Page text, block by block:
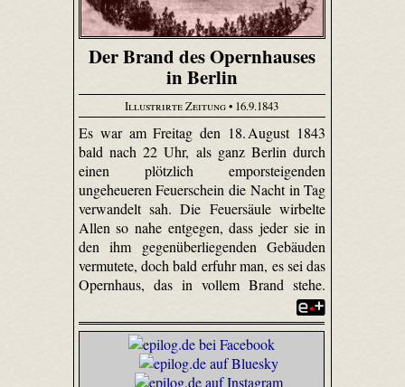
Der Brand des Opernhauses
in Berlin
Illustrirte Zeitung• 16.9.1843
Es war am Freitag den 18. August 1843
bald nach 22 Uhr, als ganz Berlin durch
einen plötzlich emporsteigenden
ungeheueren Feuerschein die Nacht in Tag
verwandelt sah. Die Feuersäule wirbelte
Allen so nahe entgegen, dass jeder sie in
den ihm gegenüberliegenden Gebäuden
vermutete, doch bald erfuhr man, es sei das
Opernhaus, das in vollem Brand stehe.